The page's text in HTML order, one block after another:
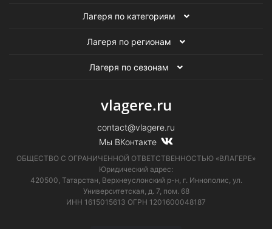
Лагеря по категориям
Лагеря по регионам
Лагеря по сезонам
vlagere.ru
contact@vlagere.ru
Мы ВКонтакте
ОБЩЕСТВО С ОГРАНИЧЕННОЙ ОТВЕТСТВЕННОСТЬЮ «ВЛАГЕРЕ»
Юридический адрес:
420500, Татарстан, Верхнеуслонский р-н, г. Иннополис, ул.
Университетская, д. 7, пом. 68
ИНН 1615015613 ОГРН 1201600048187